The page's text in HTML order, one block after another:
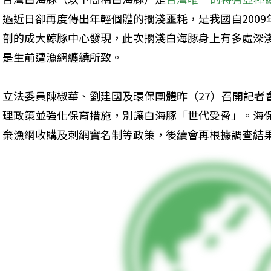
過近日卻再度傳出年輕個體的擱淺噩耗，是我國自
剖的成大鯨豚中心發現，此次擱淺白海豚身上有多處深
是生前遭漁網纏繞所致。
立法委員陳椒華、劉建國及環保團體昨（27）召開記
理政策並強化保育措施，別讓白海豚「世代受脅」。海
棄漁網收購及刺網實名制等政策，後續會再根據調查結